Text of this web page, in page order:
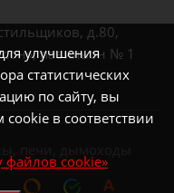
улучшения
статистических
по сайту, вы
cookie в соответствии
файлов cookie»
д.80,
павильон № 1
печи, дымоходы